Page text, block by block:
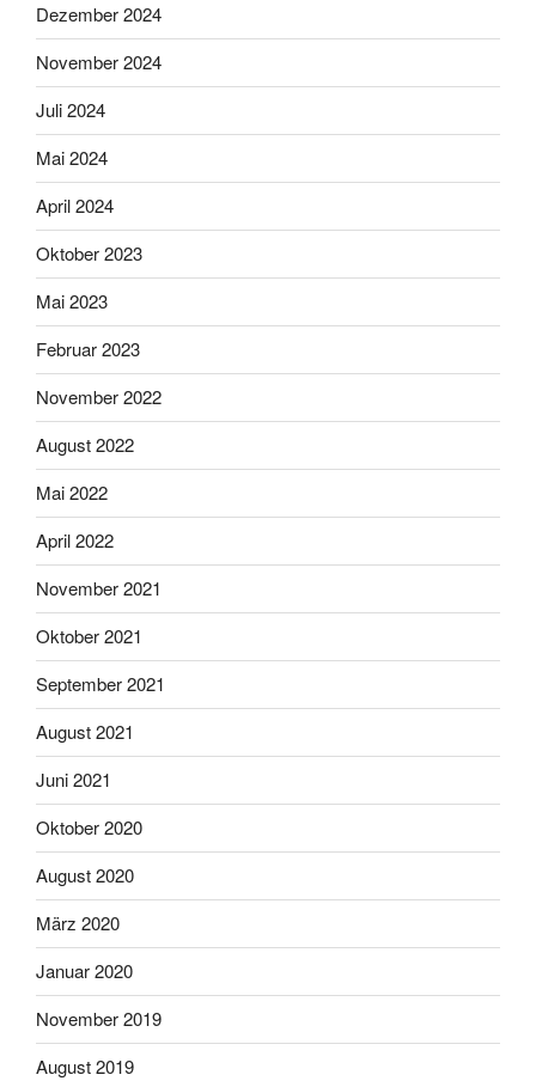
Dezember 2024
November 2024
Juli 2024
Mai 2024
April 2024
Oktober 2023
Mai 2023
Februar 2023
November 2022
August 2022
Mai 2022
April 2022
November 2021
Oktober 2021
September 2021
August 2021
Juni 2021
Oktober 2020
August 2020
März 2020
Januar 2020
November 2019
August 2019